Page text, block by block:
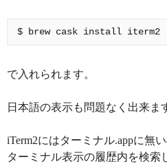
で入れられます。
日本語の表示も問題なく出来ま
iTerm2にはターミナル.appに無
ターミナル表示の履歴内を検索